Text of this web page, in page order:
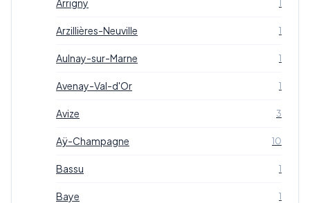
Arzillières-Neuville 1
Aulnay-sur-Marne 1
Avenay-Val-d'Or 1
Avize 3
Aÿ-Champagne 10
Bassu 1
Baye 1